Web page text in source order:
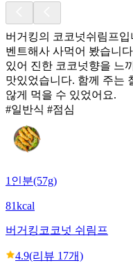
버거킹의 코코넛쉬림프입
벤트해사 사먹어 봤습니
있어 진한 코코넛향을 느
맛있었습니다. 함께 주는
않게 먹을 수 있었어요.
#일반식 #점심
1인분(57g)
81kcal
버거킹 코코넛 쉬림프
4.9(리뷰 17개)